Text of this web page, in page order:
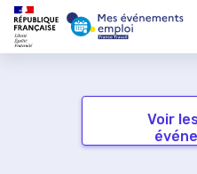
Voir